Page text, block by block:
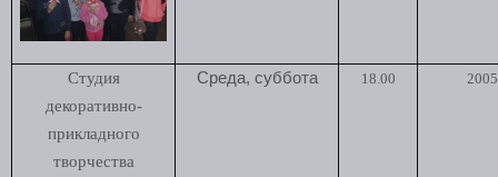
Студия
декоративно-
прикладного
творчества
Среда, суббота 18.00 2005